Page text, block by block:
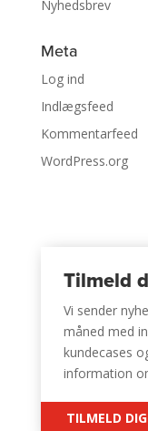
Nyhedsbrev
Meta
Log ind
Indlægsfeed
Kommentarfeed
WordPress.org
Tilmeld
Vi sender
måned med
kundecases
information
TILMELD